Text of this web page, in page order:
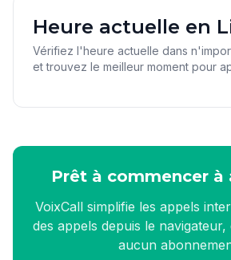
Heure actuelle en
Vérifiez l'heure actuelle dans
et trouvez le meilleur moment pour
Prêt à commencer à
VoixCall simplifie les appels
des appels depuis le
aucun